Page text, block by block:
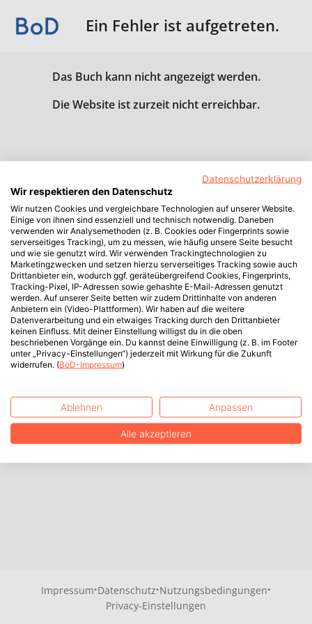
Ein Fehler ist aufgetreten.
Das Buch kann nicht angezeigt werden.
Die Website ist zurzeit nicht erreichbar.
Impressum·Datenschutz·Nutzungsbedingungen·
Privacy-Einstellungen
Datenschutzerklärung
Wir respektieren den Datenschutz
Wir nutzen Cookies und vergleichbare Technologien auf unserer Website.
Einige von ihnen sind essenziell und technisch notwendig. Daneben
verwenden wir Analysemethoden (z. B. Cookies oder Fingerprints sowie
serverseitiges Tracking), um zu messen, wie häufig unsere Seite besucht
und wie sie genutzt wird. Wir verwenden Trackingtechnologien zu
Marketingzwecken und setzen hierzu serverseitiges Tracking sowie auch
Drittanbieter ein, wodurch ggf. geräteübergreifend Cookies, Fingerprints,
Tracking-Pixel, IP-Adressen sowie gehashte E-Mail-Adressen genutzt
werden. Auf unserer Seite betten wir zudem Drittinhalte von anderen
Anbietern ein (Video-Plattformen). Wir haben auf die weitere
Datenverarbeitung und ein etwaiges Tracking durch den Drittanbieter
keinen Einfluss. Mit deiner Einstellung willigst du in die oben
beschriebenen Vorgänge ein. Du kannst deine Einwilligung (z. B. im Footer
unter „Privacy-Einstellungen“) jederzeit mit Wirkung für die Zukunft
widerrufen. (BoD-Impressum)
Ablehnen Anpassen
Alle akzeptieren